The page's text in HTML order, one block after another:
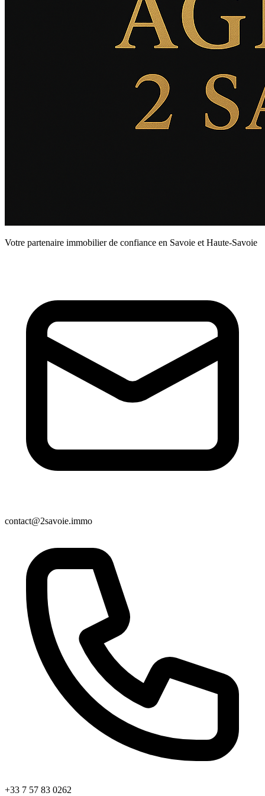
Votre partenaire immobilier de confiance en Savoie et Haute-Savoie
contact@2savoie.immo
+33 7 57 83 0262